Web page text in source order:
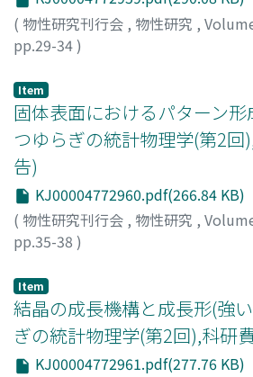
( 物性研究刊行会 , 物性研究 ,
pp.29-34)
Item
固体表面におけるパターン形
つゆらぎの統計物理学(第2回
告)
KJ00004772960.pdf(266.84 KB)
( 物性研究刊行会 , 物性研究 ,
pp.35-38 )
Item
結晶の成長機構と成長形(強
ぎの統計物理学(第2回),科研
KJ00004772961.pdf(277.76 KB)